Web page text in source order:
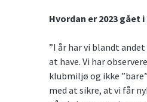
Hvordan er 2023 gået
”I år har vi blandt
at have. Vi har
klubmiljø og ikke
med at sikre, at vi får